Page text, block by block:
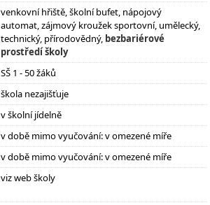
venkovní hřiště, školní bufet, nápojový
automat, zájmový kroužek sportovní, umělecký,
technický, přírodovědný, bezbariérové
prostředí školy
SŠ 1 - 50 žáků
škola nezajišťuje
v školní jídelně
v době mimo vyučování: v omezené míře
v době mimo vyučování: v omezené míře
viz web školy